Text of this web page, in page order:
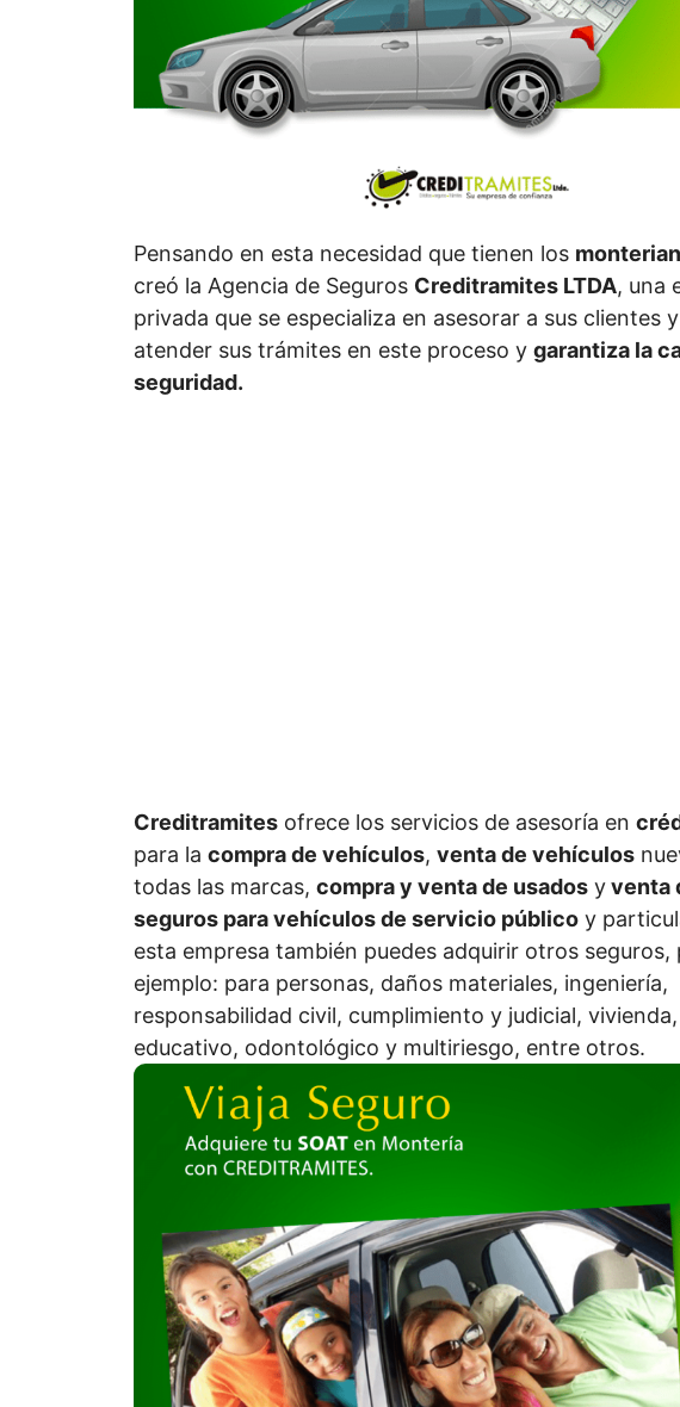
Pensando en esta necesidad que tienen los
creó la Agencia de Seguros Creditramites LTDA, una
privada que se especializa en asesorar a sus clientes
atender sus trámites en este proceso y garantiza la
seguridad.
Creditramites ofrece los servicios de asesoría en
para la compra de vehículos, venta de vehículos
todas las marcas, compra y venta de usados yventa
seguros para vehículos de servicio público y
esta empresa también puedes adquirir otros seguros,
ejemplo: para personas, daños materiales, ingeniería,
responsabilidad civil, cumplimiento y judicial, vivienda,
educativo, odontológico y multiriesgo, entre otros.